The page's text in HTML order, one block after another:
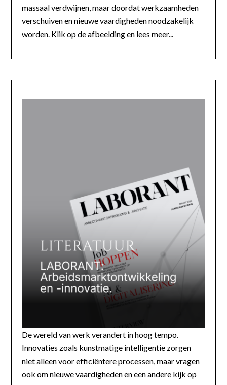
massaal verdwijnen, maar doordat werkzaamheden
verschuiven en nieuwe vaardigheden noodzakelijk
worden. Klik op de afbeelding en lees meer...
De wereld van werk verandert in hoog tempo.
Innovaties zoals kunstmatige intelligentie zorgen
niet alleen voor efficiëntere processen, maar vragen
ook om nieuwe vaardigheden en een andere kijk op